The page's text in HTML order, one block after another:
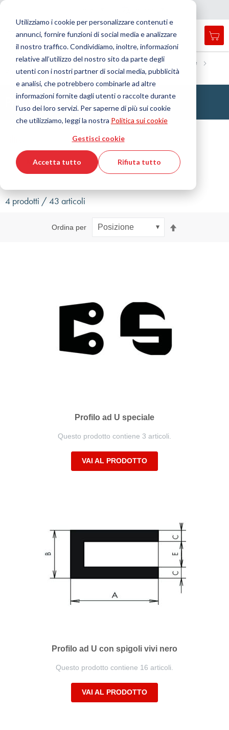
Utilizziamo i cookie per personalizzare contenuti e
annunci, fornire funzioni di social media e analizzare
il nostro traffico. Condividiamo, inoltre, informazioni
relative all’utilizzo del nostro sito da parte degli
utenti con i nostri partner di social media, pubblicità
e analisi, che potrebbero combinarle ad altre
informazioni fornite dagli utenti o raccolte durante
l’uso dei loro servizi. Per saperne di più sui cookie
che utilizziamo, leggi la nostra Politica sui cookie
Gestisci cookie
Accetta tutto Rifiuta tutto
Menu
search
Cerca
Home Tecnologia delle tenute
Profili, cordoni tondi e strisce
Profilo ad U
Profilo ad U
Mostra filtri
4 prodotti / 43 articoli
Ordina per
Profilo ad U speciale
Questo prodotto contiene 3 articoli.
VAI AL PRODOTTO
Profilo ad U con spigoli vivi nero
Questo prodotto contiene 16 articoli.
VAI AL PRODOTTO